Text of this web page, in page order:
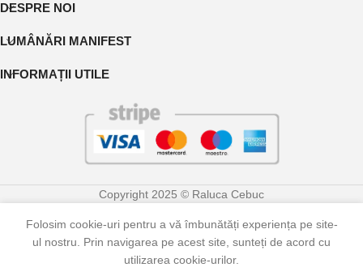
DESPRE NOI
LUMÂNĂRI MANIFEST
INFORMAȚII UTILE
Copyright 2025 © Raluca Cebuc
Folosim cookie-uri pentru a vă îmbunătăți experiența pe site-
ul nostru. Prin navigarea pe acest site, sunteți de acord cu
utilizarea cookie-urilor.
0